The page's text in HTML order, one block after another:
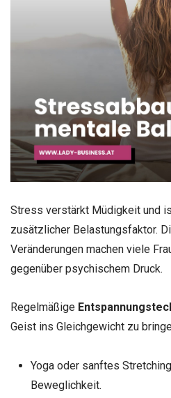
Stress verstärkt Müdigkeit und
zusätzlicher Belastungsfaktor.
Veränderungen machen viele
gegenüber psychischem Druck.
Regelmäßige
Geist ins Gleichgewicht zu
Yoga oder sanftes
Beweglichkeit.